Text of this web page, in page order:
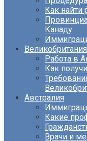
Как найти
Канаду
Великобритания
Работа в
Как
Австралия
Какие
Врачи и